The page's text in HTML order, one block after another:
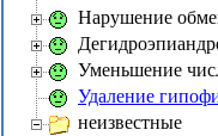
Нарушение
Уменьшение
Удаление
неизвестные